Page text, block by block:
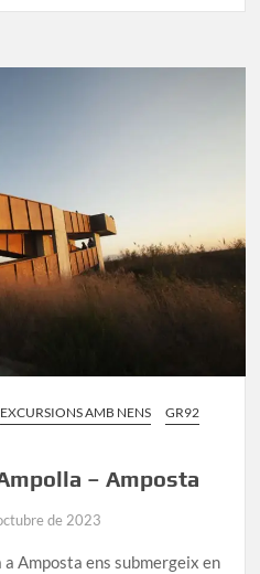
EXCURSIONS AMB NENS
GR92
– Amposta
de 2023
a Amposta ens submergeix en